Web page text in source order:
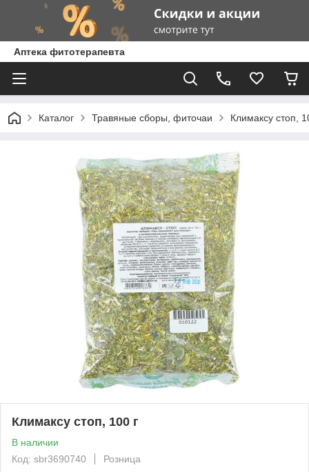
Аптека фитотерапевта
Каталог Травяные сборы, фиточаи Климаксу стоп,
Климаксу стоп, 100 г
В наличии
Код: sbr3690740
Розница